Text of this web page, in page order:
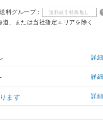
送料グループ： 送料値引特典無し
、または当社指定エリアを除く
詳細
詳細
ます 詳細